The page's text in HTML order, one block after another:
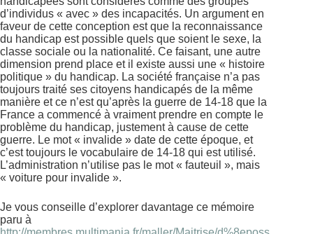
d’individus « avec » des incapacités. Un argument en
faveur de cette conception est que la reconnaissance
du handicap est possible quels que soient le sexe, la
classe sociale ou la nationalité. Ce faisant, une autre
dimension prend place et il existe aussi une « histoire
politique » du handicap. La société française n’a pas
toujours traité ses citoyens handicapés de la même
manière et ce n’est qu’après la guerre de 14-18 que la
France a commencé à vraiment prendre en compte le
problème du handicap, justement à cause de cette
guerre. Le mot « invalide » date de cette époque, et
c’est toujours le vocabulaire de 14-18 qui est utilisé.
L’administration n’utilise pas le mot « fauteuil », mais
« voiture pour invalide ».
Je vous conseille d’explorer davantage ce mémoire
paru à